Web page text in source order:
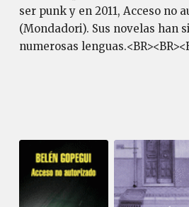
ser punk y en 2011, Acceso no
(Mondadori). Sus novelas han
numerosas